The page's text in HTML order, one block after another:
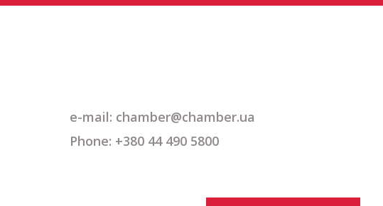
e-mail: chamber@chamber.ua
Phone: +380 44 490 5800